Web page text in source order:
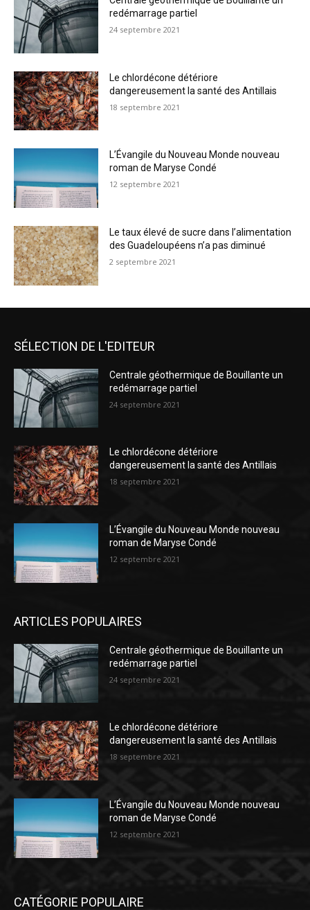
redémarrage partiel
24 septembre 2021
Le chlordécone détériore
dangereusement la santé des Antillais
18 septembre 2021
L’Évangile du Nouveau Monde nouveau
roman de Maryse Condé
12 septembre 2021
Le taux élevé de sucre dans l’alimentation
des Guadeloupéens n’a pas diminué
2 septembre 2021
SÉLECTION DE L'EDITEUR
Centrale géothermique de Bouillante un
redémarrage partiel
24 septembre 2021
Le chlordécone détériore
dangereusement la santé des Antillais
18 septembre 2021
L’Évangile du Nouveau Monde nouveau
roman de Maryse Condé
12 septembre 2021
ARTICLES POPULAIRES
Centrale géothermique de Bouillante un
redémarrage partiel
24 septembre 2021
Le chlordécone détériore
dangereusement la santé des Antillais
18 septembre 2021
L’Évangile du Nouveau Monde nouveau
roman de Maryse Condé
12 septembre 2021
CATÉGORIE POPULAIRE